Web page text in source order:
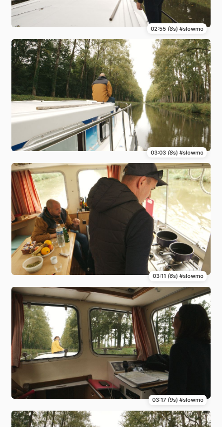
02:55 (8s) #slowmo
03:03 (8s) #slowmo
03:11 (6s) #slowmo
03:17 (9s) #slowmo